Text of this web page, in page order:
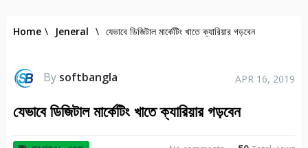
Home \ Jeneral \ যেভাবে ডিজিটাল মার্কেটিং খাতে ক্যারিয়ার গড়বেন
By softbangla APR 16, 2019
যেভাবে ডিজিটাল মার্কেটিং খাতে ক্যারিয়ার গড়বেন